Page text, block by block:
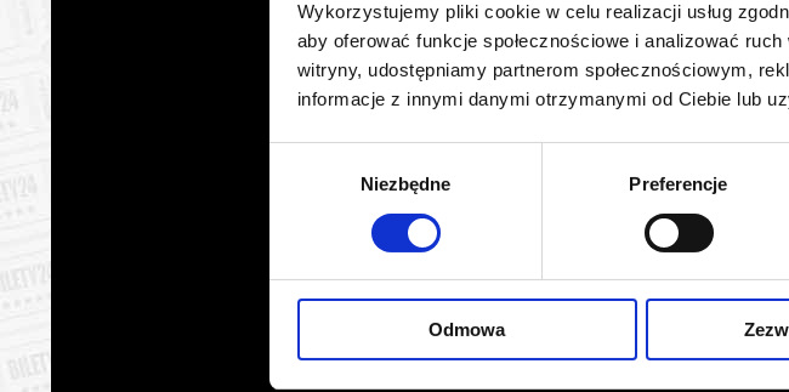
Wykorzystujemy pliki cookie w celu realizacji usług
aby oferować funkcje społecznościowe i analizować
witryny, udostępniamy partnerom społecznościowym,
informacje z innymi danymi otrzymanymi od Ciebie lub
Niezbędne Preferencje
Odmowa
28.08.2026 , g. 21:00(piątek)
29.08.2026 , g. 21:00
30.08.2026 , g. 21:00(niedziela)
(poniedziałek)
01.09.2026 , g. 21:00(wtorek)
02.09.2026 , g. 21:00